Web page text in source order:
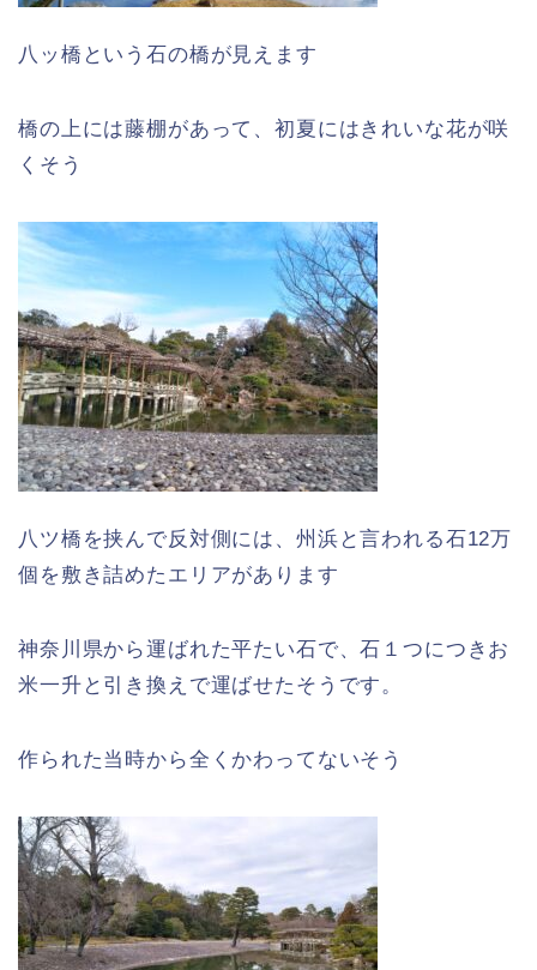
八ッ橋という石の橋が見えます
橋の上には藤棚があって、初夏にはきれいな花が咲
くそう
八ツ橋を挟んで反対側には、州浜と言われる石12万
個を敷き詰めたエリアがあります
神奈川県から運ばれた平たい石で、石１つにつきお
米一升と引き換えで運ばせたそうです。
作られた当時から全くかわってないそう